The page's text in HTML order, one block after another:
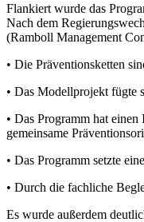
Flankiert wurde das
Nach dem
(Ramboll Management
• Die Präventionsketten
• Das Modellprojekt fügte
• Das Programm hat
gemeinsame
• Das Programm setzte
• Durch die fachliche
Es wurde außerdem